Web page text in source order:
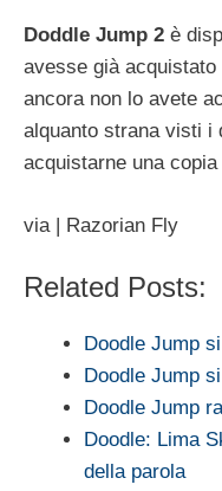
Doddle Jump 2 è
avesse già acquistato
ancora non lo avete
alquanto strana visti i
acquistarne una copia
via | Razorian Fly
Related Posts:
Doodle Jump
Doodle Jump
Doodle Jump
Doodle: Lima
della parola